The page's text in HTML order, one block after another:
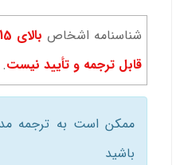
شناسنامه اشخاص بالای 15 سال
قابل ترجمه و تأیید نیست.
ممکن است به ترجمه
باشید